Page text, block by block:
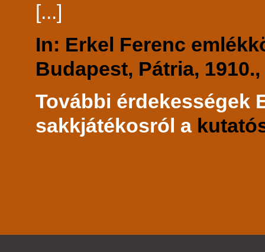
[...]
In: Erkel Ferenc
Budapest, Pátria, 1910.,
További érdekességek
sakkjátékosról a